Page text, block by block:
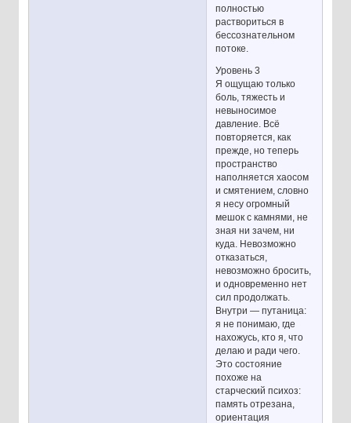
полностью
раствориться в
бессознательном
потоке.
Уровень 3
Я ощущаю только
боль, тяжесть и
невыносимое
давление. Всё
повторяется, как
прежде, но теперь
пространство
наполняется хаосом
и смятением, словно
я несу огромный
мешок с камнями, не
зная ни зачем, ни
куда. Невозможно
отказаться,
невозможно бросить,
и одновременно нет
сил продолжать.
Внутри — путаница:
я не понимаю, где
нахожусь, кто я, что
делаю и ради чего.
Это состояние
похоже на
старческий психоз:
память отрезана,
ориентация